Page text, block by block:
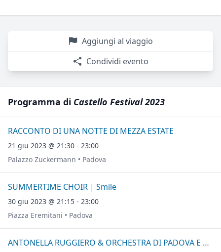
Aggiungi al viaggio
Condividi evento
Programma di Castello Festival 2023
RACCONTO DI UNA NOTTE DI MEZZA ESTATE
21 giu 2023 @ 21:30 - 23:00
Palazzo Zuckermann • Padova
SUMMERTIME CHOIR | Smile
30 giu 2023 @ 21:15 - 23:00
Piazza Eremitani • Padova
ANTONELLA RUGGIERO & ORCHESTRA DI PADOVA E DEL VENETO